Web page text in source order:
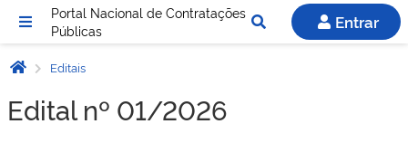
Portal Nacional de Contratações
Públicas
Entrar
Editais
Edital nº 01/2026